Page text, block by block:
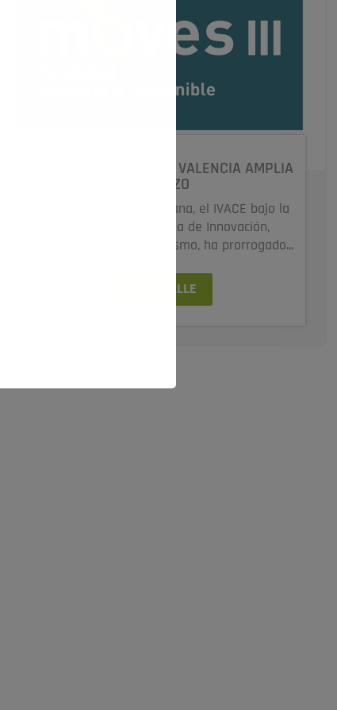
MOVES: LA COMUNIDAD VALENCIA AMPLIA
EL PLAZO
En la Comunidad Valenciana, el IVACE bajo la
tutela de la Conselleria de Innovación,
Industria, Comercio y Turismo, ha prorrogado...
VER DETALLE